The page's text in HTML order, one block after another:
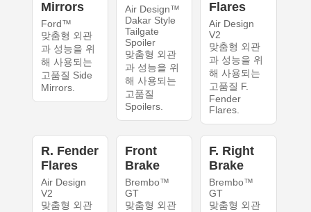
Mirrors
Ford™
맞춤형 외관
과 성능을 위
해 사용되는
고품질 Side
Mirrors.
Air Design™
Dakar Style
Tailgate
Spoiler
맞춤형 외관
과 성능을 위
해 사용되는
고품질
Spoilers.
Flares
Air Design
V2
맞춤형 외관
과 성능을 위
해 사용되는
고품질 F.
Fender
Flares.
R. Fender
Flares
Air Design
V2
맞춤형 외관
Front
Brake
Brembo™
GT
맞춤형 외관
F. Right
Brake
Brembo™
GT
맞춤형 외관